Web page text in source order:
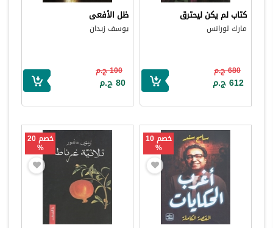
كتاب لم يكن ليحترق
مارك لورانس
680 ج.م
612 ج.م
ظل الأفعى
يوسف زيدان
100 ج.م
80 ج.م
خصم 10
%
خصم 20
%